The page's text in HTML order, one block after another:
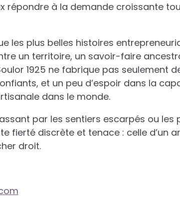
répondre à la demande croissante
les plus belles histoires
un territoire, un savoir-faire
1925 ne fabrique pas seulement
et un peu d’espoir dans la
dans le monde.
par les sentiers escarpés ou
fierté discrète et tenace : celle d’un
droit.